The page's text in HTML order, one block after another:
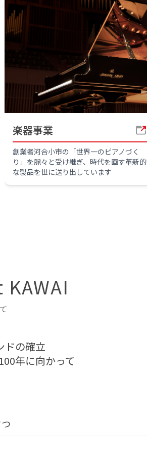
楽器事業
創業者河合小市の「世界一のピアノづく
り」を脈々と受け継ぎ、時代を画す革新的
な製品を世に送り出しています
ドの確立
年に向かって